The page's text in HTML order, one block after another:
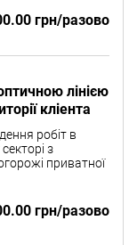
грн/разово
лінією
кліента
робіт в
з
приватної
грн/разово